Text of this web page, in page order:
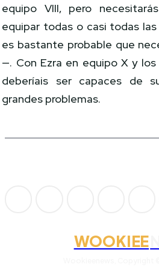
equipo VIII, pero
equipar todas o casi todas
es bastante probable que
—. Con Ezra en equipo X y
deberíais ser capaces de
grandes problemas.
WOOKIEE